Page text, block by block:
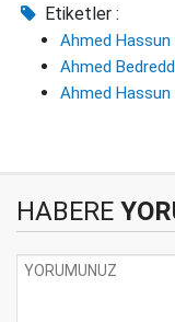
Etiketler :
Ahmed Hassun
Ahmed
Ahmed Hassun
HABERE